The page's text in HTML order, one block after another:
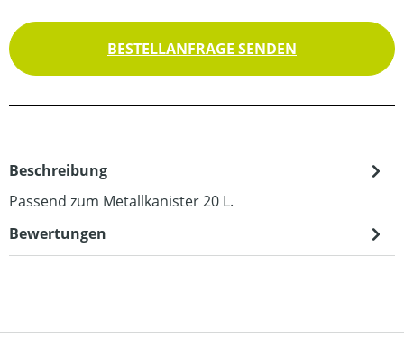
BESTELLANFRAGE SENDEN
Beschreibung
Passend zum Metallkanister 20 L.
Bewertungen